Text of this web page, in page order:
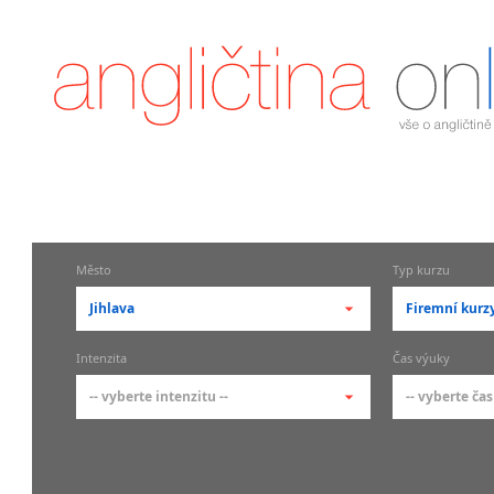
Město
Jihlava
-- vyberte město --
pražské městské části
Typ kurzu
Firemní
-- vyberte
Intenzita
-- vyberte intenzitu --
Čas výuky
-- vyberte